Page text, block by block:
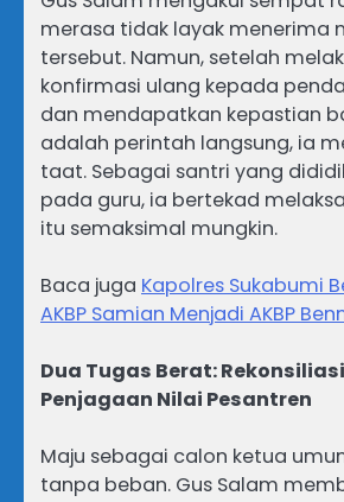
merasa tidak layak menerima
tersebut. Namun, setelah
konfirmasi ulang kepada
dan mendapatkan kepastian
adalah perintah langsung, ia
taat. Sebagai santri yang
pada guru, ia bertekad
itu semaksimal mungkin.
Baca juga Kapolres Sukabumi
AKBP Samian Menjadi AKBP
Dua Tugas Berat:
Penjagaan Nilai Pesantren
Maju sebagai calon ketua
tanpa beban. Gus Salam